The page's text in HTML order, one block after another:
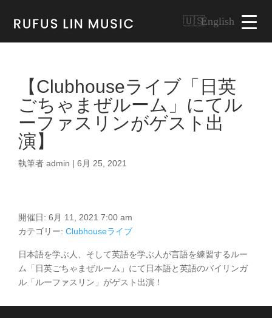
English
【Clubhouseライブ「日英
ごちゃまぜルーム」にてル
ーファスリンがゲスト出
演】
執筆者 admin | 6月 25, 2021
開催日: 6月 11, 2021 7:00 am
カテゴリー: Clubhouseライブ
日本語を学ぶ人、そして英語を学ぶ人が言語を練習するルー
ム「日英ごちゃまぜルーム」にて日本語と英語のバイリンガ
ル「ルーファスリン」がゲスト出演！